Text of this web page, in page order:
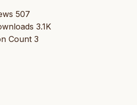
507
3.1K
Count 3